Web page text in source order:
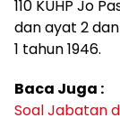
110 KUHP Jo
dan ayat 2
1 tahun 1946.
Baca Juga :
Soal Jabatan